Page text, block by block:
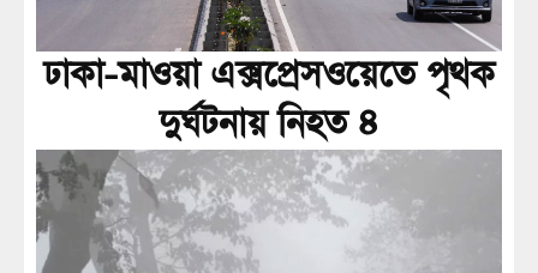
ঢাকা-মাওয়া এক্সপ্রেসওয়েতে পৃথক
দুর্ঘটনায় নিহত ৪